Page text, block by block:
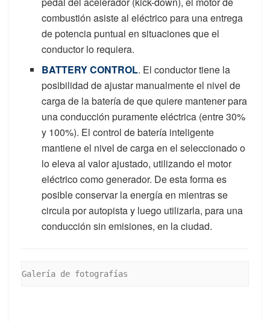
combustión asiste al eléctrico para una entrega
de potencia puntual en situaciones que el
conductor lo requiera.
BATTERY CONTROL. El conductor tiene la
posibilidad de ajustar manualmente el nivel de
carga de la batería de que quiere mantener para
una conducción puramente eléctrica (entre 30%
y 100%). El control de batería inteligente
mantiene el nivel de carga en el seleccionado o
lo eleva al valor ajustado, utilizando el motor
eléctrico como generador. De esta forma es
posible conservar la energía en mientras se
circula por autopista y luego utilizarla, para una
conducción sin emisiones, en la ciudad.
Galería de fotografías